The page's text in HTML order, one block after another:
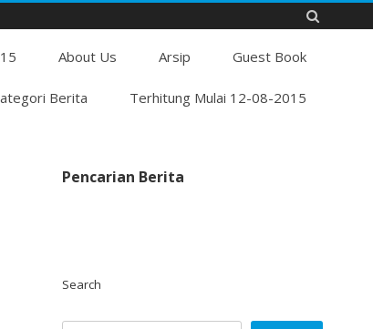
About Us Arsip Guest Book
Berita Terhitung Mulai 12-08-2015
Pencarian Berita
Search